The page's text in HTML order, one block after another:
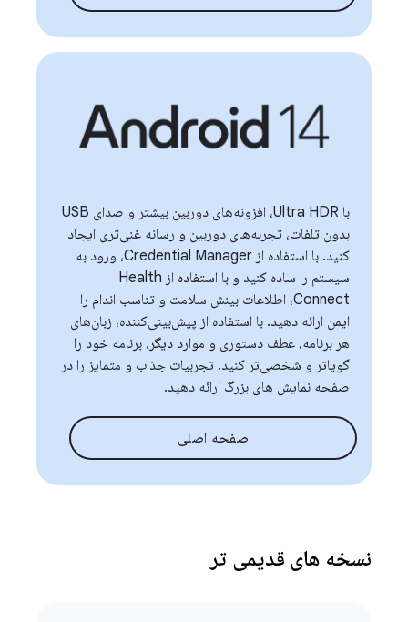
با Ultra HDR، افزونه‌های دوربین بیشتر و صدای USB
بدون تلفات، تجربه‌های دوربین و رسانه غنی‌تری ایجاد
کنید. با استفاده از Credential Manager، ورود به
سیستم را ساده کنید و با استفاده از Health
Connect، اطلاعات بینش سلامت و تناسب اندام را
ایمن ارائه دهید. با استفاده از پیش‌بینی‌کننده، زبان‌های
هر برنامه، عطف دستوری و موارد دیگر، برنامه خود را
گویاتر و شخصی‌تر کنید. تجربیات جذاب و متمایز را در
صفحه نمایش های بزرگ ارائه دهید.
صفحه اصلی
نسخه های قدیمی تر